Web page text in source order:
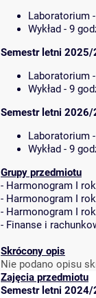
Laboratorium
Wykład - 9
Semestr letni 2025/
Laboratorium
Wykład - 9
Semestr letni 2026/
Laboratorium
Wykład - 9
Grupy przedmiotu
- Harmonogram I
- Harmonogram I
- Harmonogram I
- Finanse i
Skrócony opis
Nie podano opisu
Zajęcia przedmiotu
Semestr letni 2024/